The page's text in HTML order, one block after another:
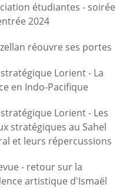
étudiantes - soirée
2024
réouvre ses portes
stratégique Lorient - La
en Indo-Pacifique
stratégique Lorient - Les
stratégiques au Sahel
et leurs répercussions
- retour sur la
artistique d'Ismaël